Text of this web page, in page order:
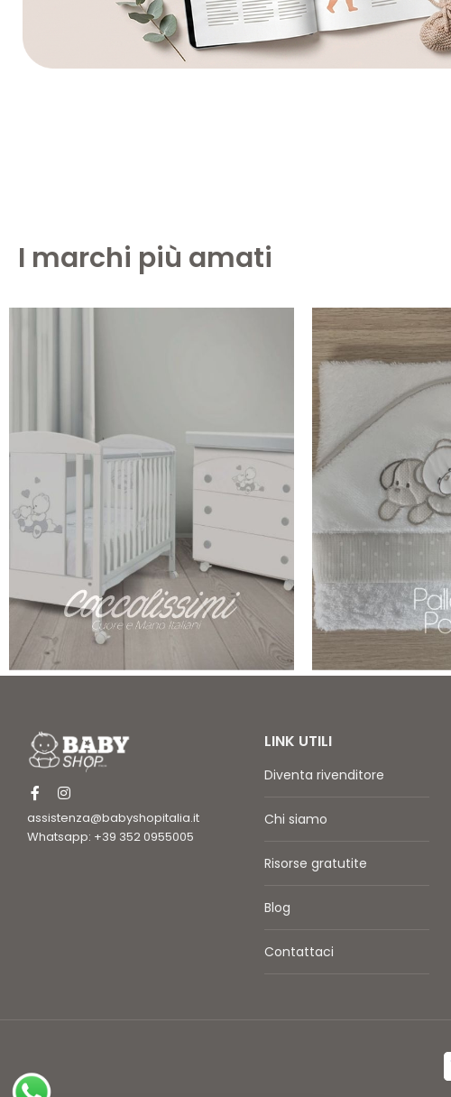
I marchi più amati
assistenza@babyshopitalia.it
Whatsapp: +39 352 0955005
LINK UTILI
Diventa rivenditore
Chi siamo
Risorse gratutite
Blog
Contattaci